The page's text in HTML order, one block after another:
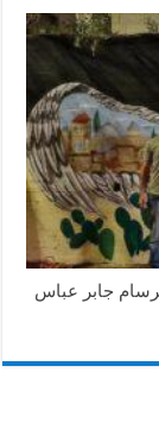
جابر عباس